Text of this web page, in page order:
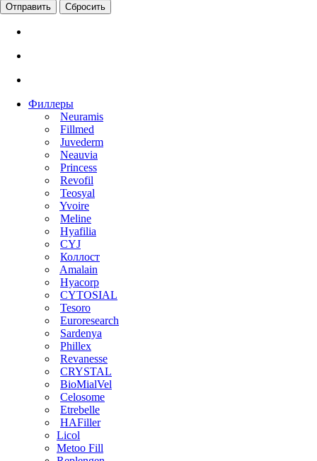
Сбросить
Филлеры
Neuramis
Fillmed
Juvederm
Neauvia
Princess
Revofil
Teosyal
Yvoire
Meline
Hyafilia
CYJ
Коллост
Amalain
Hyacorp
CYTOSIAL
Tesoro
Euroresearch
Sardenya
Phillex
Revanesse
CRYSTAL
BioMialVel
Celosome
Etrebelle
HAFiller
Licol
Metoo Fill